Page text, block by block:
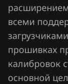
Citroen
Dacia
Daewoo
всеми
прошивках
калибровок
основной